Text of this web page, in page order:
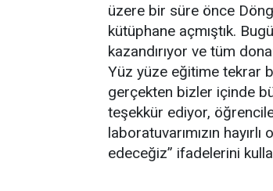
üzere bir süre önce
kütüphane açmıştık.
kazandırıyor ve tüm
Yüz yüze eğitime tekrar
gerçekten bizler içinde
teşekkür ediyor,
laboratuvarımızın
edeceğiz” ifadelerini